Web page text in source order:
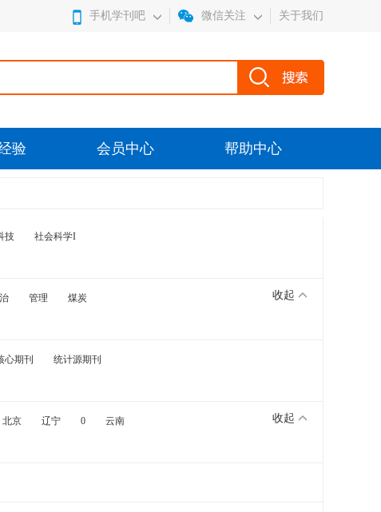
手机学刊吧 微信关注 关于我们
验 会员中心 帮助中心
技
社会科学I
管理
煤炭
收起
心期刊
统计源期刊
北京 辽宁 0
云南
收起